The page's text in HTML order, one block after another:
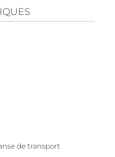
de transport